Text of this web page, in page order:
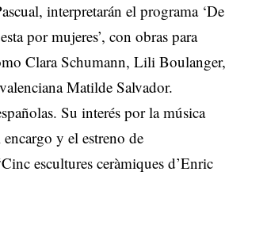
interpretarán el programa ‘De
por mujeres’, con obras para
Clara Schumann, Lili Boulanger,
Matilde Salvador.
Su interés por la música
y el estreno de
escultures ceràmiques d’Enric